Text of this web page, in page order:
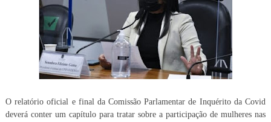
O relatório oficial e final da Comissão Parlamentar de Inquérito da Covid
deverá conter um capítulo para tratar sobre a participação de mulheres nas